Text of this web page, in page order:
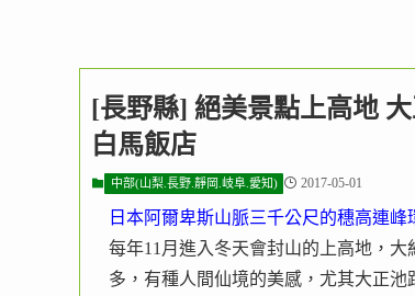
[長野縣] 絕美景點上高地
白馬飯店
中部(山梨.長野.靜岡.岐阜.愛知) 2017-05-01
日本阿爾卑斯山脈三千公尺的穗高連峰
每年11月進入冬天會封山的上高地，
多，有種人間仙境的美感，尤其大正池